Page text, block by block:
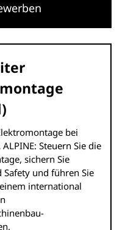
bei
ALPINE: Steuern Sie die
sichern Sie
Safety und führen Sie
international